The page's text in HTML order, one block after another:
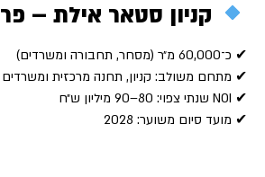
קניון סטאר אילת –
✔ כ־60,000 מ״ר (מסחר, תחבורה ומשרדים)
✔ מתחם משולב: קניון, תחנה מרכזית ומשרדים
✔ NOI שנתי צפוי: 80–90 מיליון ש״ח
✔ מועד סיום משוער: 2028